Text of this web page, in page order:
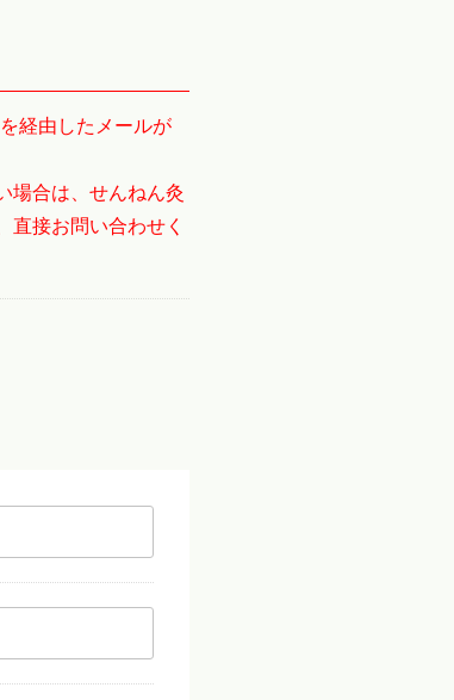
経由したメールが
場合は、せんねん灸
直接お問い合わせく